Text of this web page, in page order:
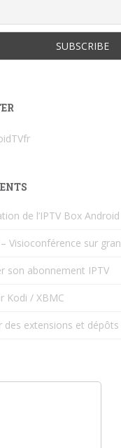
de l’IPTV Box Android
Visioconférence sur
son abonnement IPTV
Kodi / XBMC
des extensions et